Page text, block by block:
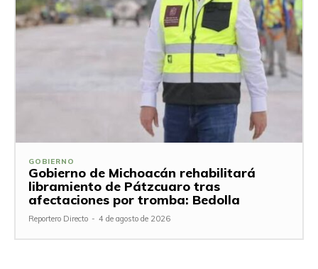
GOBIERNO
Gobierno de Michoacán rehabilitará
libramiento de Pátzcuaro tras
afectaciones por tromba: Bedolla
Reportero Directo - 4 de agosto de 2026